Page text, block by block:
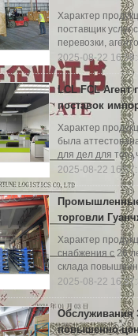
Характер
поставщик
перевозки,
2025-08-22
LCL FCL
поставок
Характер
была
для дел для того
2025-08-22
торговли
Характер
снабжения с 26
склада
2025-08-22
Обслуживания
повышенно-